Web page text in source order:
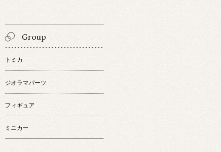
Group
トミカ
ジオラマパーツ
フィギュア
ミニカー